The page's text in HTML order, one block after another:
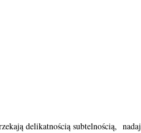
delikatnością subtelnością,